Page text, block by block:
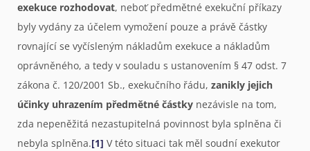
exekuce rozhodovat, neboť předmětné exekuční příkazy
byly vydány za účelem vymožení pouze a právě částky
rovnající se vyčísleným nákladům exekuce a nákladům
oprávněného, a tedy v souladu s ustanovením § 47 odst. 7
zákona č. 120/2001 Sb., exekučního řádu, zanikly jejich
účinky uhrazením předmětné částky nezávisle na tom,
zda nepeněžitá nezastupitelná povinnost byla splněna či
nebyla splněna.[1] V této situaci tak měl soudní exekutor